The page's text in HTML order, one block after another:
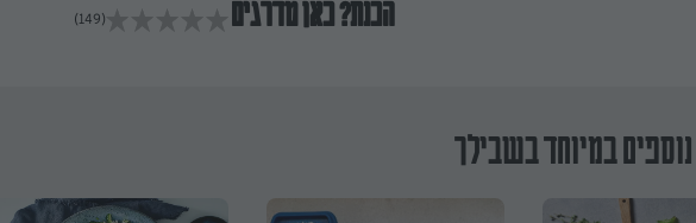
הכנת? כאן מדרגים (149)
במיוחד בשבילך